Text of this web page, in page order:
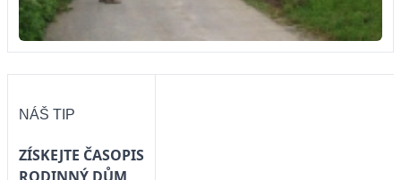
NÁŠ TIP
ZÍSKEJTE ČASOPIS